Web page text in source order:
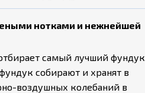
нотками и нежнейшей
самый лучший фундук
собирают и хранят в
воздушных колебаний в